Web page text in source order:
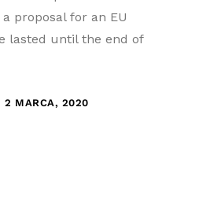
proposal for an EU
lasted until the end of
2 MARCA, 2020